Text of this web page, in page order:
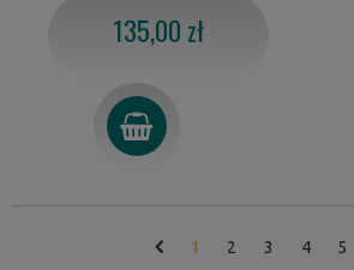
135,00 zł
1 2 3 4 5